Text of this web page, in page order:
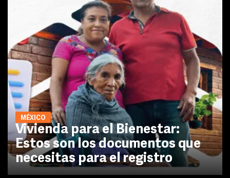
MÉXICO
Vivienda para el Bienestar:
Estos son los documentos que
necesitas para el registro